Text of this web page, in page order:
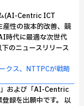
(AI-Centric ICT
性の抜本的改善、競
時代に最適な次世代
のニュースリリース
クス、NTTPCが戦略
および「AI-Centric
録を出願中です。 以